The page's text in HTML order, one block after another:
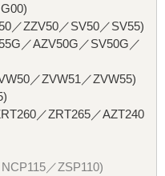
／ZZV50／SV50／SV55)
／AZV50G／SV50G／
／ZVW51／ZVW55)
／ZRT265／AZT240
／ZSP110)